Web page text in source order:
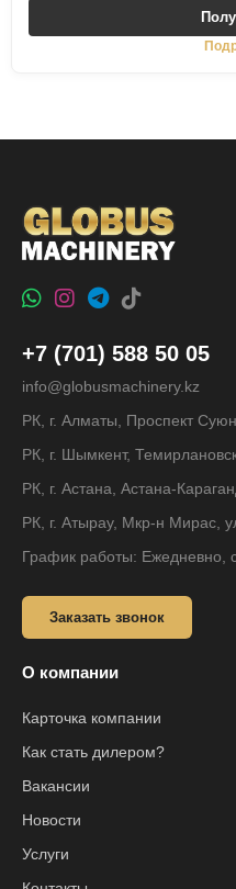
+7 (701) 588 50 05
info@globusmachinery.kz
РК, г. Алматы, Проспект
РК, г. Шымкент,
РК, г. Астана, Астана-
РК, г. Атырау, Мкр-н Мирас,
График работы: Ежедневно,
Заказать звонок
О компании
Карточка компании
Как стать дилером?
Вакансии
Новости
Услуги